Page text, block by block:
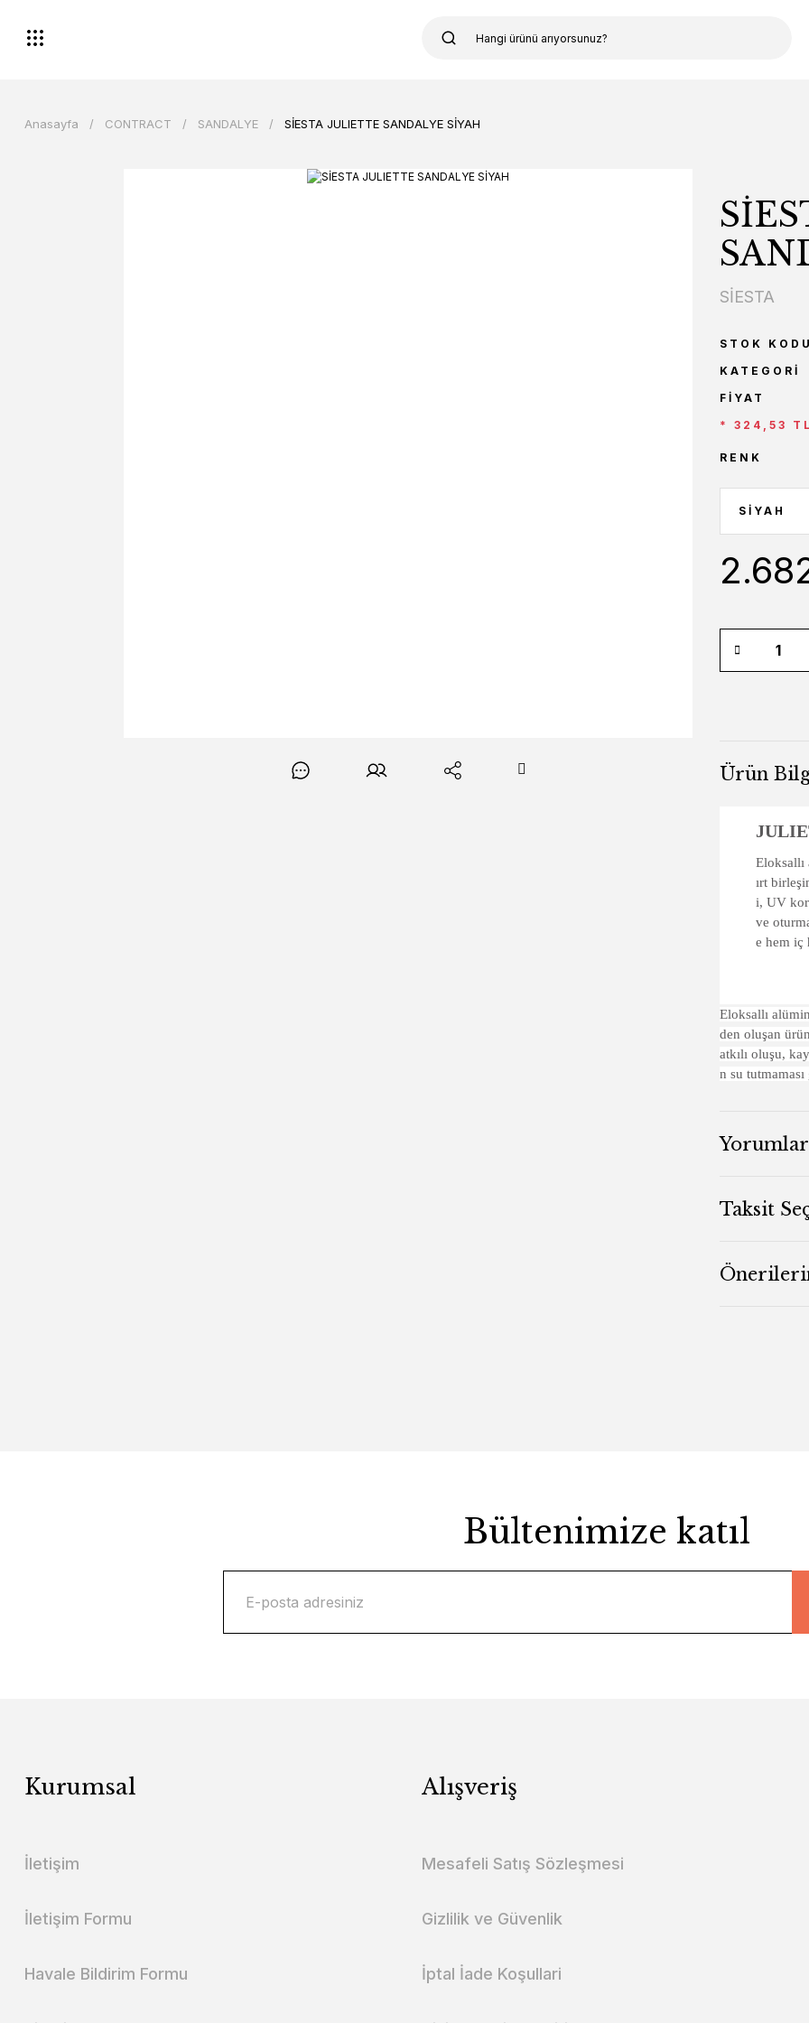
Anasayfa CONTRACT SANDALYE SİESTA JULIETTE SANDALYE SİYAH
SİESTA
STOK KODU
KATEGORI
FIYAT
* 324,53
RENK
Ürün
ırt
i, UV
ve
e hem iç
Eloksallı
den oluşan
atkılı oluşu,
n su
Yorumlar
Taksit
Bültenimize katıl
Kurumsal
İletişim
İletişim Formu
Havale Bildirim Formu
Alışveriş
Mesafeli Satış Sözleşmesi
Gizlilik ve Güvenlik
İptal İade Koşullari